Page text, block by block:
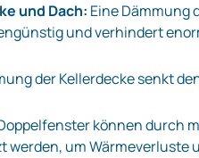
und Dach: Eine Dämmung
und verhindert
der Kellerdecke senkt
können durch
werden, um Wärmeverluste